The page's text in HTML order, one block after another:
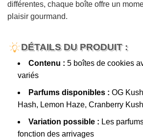
différentes, chaque boîte offre un
plaisir gourmand.
DÉTAILS DU PRODUIT :
Contenu : 5 boîtes de cookies
variés
Parfums disponibles : OG
Hash, Lemon Haze, Cranberry
Variation possible : Les
fonction des arrivages